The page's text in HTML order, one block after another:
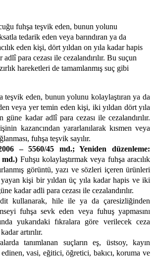
fuhşa teşvik eden, bunun yolunu
tedarik eden veya barındıran ya da
eden kişi, dört yıldan on yıla kadar hapis
para cezası ile cezalandırılır. Bu suçun
hareketleri de tamamlanmış suç gibi
teşvik eden, bunun yolunu kolaylaştıran ya da
veya yer temin eden kişi, iki yıldan dört yıla
kadar adlî para cezası ile cezalandırılır.
kazancından yararlanılarak kısmen veya
fuhşa teşvik sayılır.
– 5560/45 md.; Yeniden düzenleme:
md.) Fuhşu kolaylaştırmak veya fuhşa aracılık
görüntü, yazı ve sözleri içeren ürünleri
yayan kişi bir yıldan üç yıla kadar hapis ve iki
kadar adli para cezası ile cezalandırılır.
kullanarak, hile ile ya da çaresizliğinden
fuhşa sevk eden veya fuhuş yapmasını
yukarıdaki fıkralara göre verilecek ceza
artırılır.
tanımlanan suçların eş, üstsoy, kayın
vasi, eğitici, öğretici, bakıcı, koruma ve